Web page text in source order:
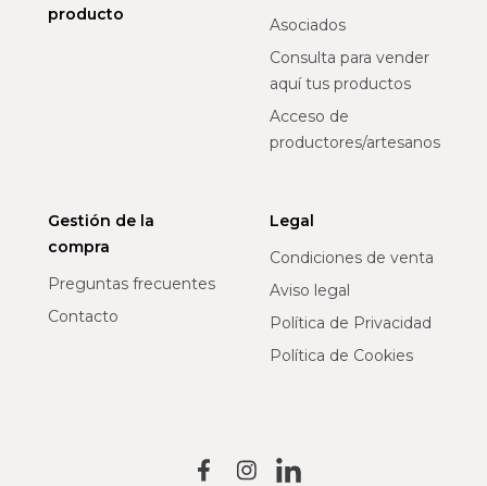
producto
Asociados
Consulta para vender
aquí tus productos
Acceso de
productores/artesanos
Gestión de la
compra
Preguntas frecuentes
Contacto
Legal
Condiciones de venta
Aviso legal
Política de Privacidad
Política de Cookies